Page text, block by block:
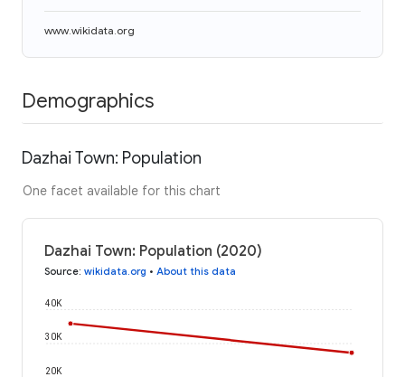
www.wikidata.org
Demographics
Dazhai Town: Population
One facet available for this chart
Dazhai Town: Population (2020)
Source: wikidata.org • About this data
20K
30K
40K